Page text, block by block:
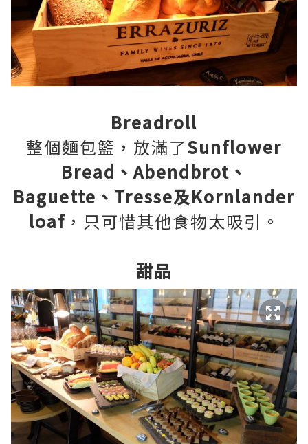
Breadroll
整個麵包籃，放滿了Sunflower
Bread、Abendbrot、
Baguette、Tresse及Kornlander
loaf，只可惜其他食物太吸引。
甜品